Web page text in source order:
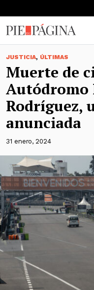
JUSTICIA, ÚLTIMAS
Muerte de
Autódromo
Rodríguez,
anunciada
31 enero, 2024